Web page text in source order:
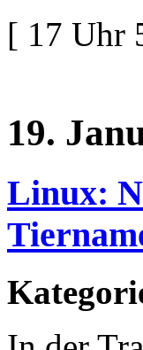
[ 17 Uhr
19.
Linux: